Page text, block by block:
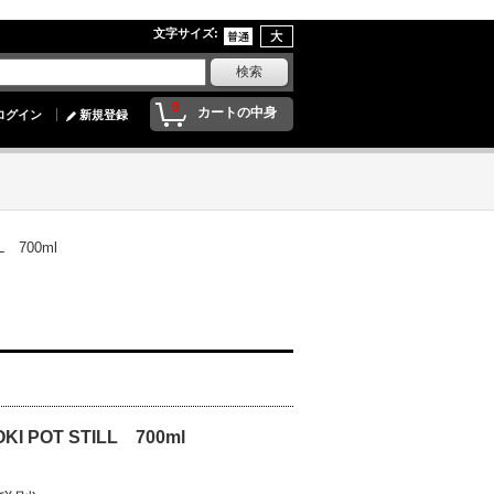
文字サイズ:
0 カートの中身
グイン 新規登録
700ml
POT STILL 700ml